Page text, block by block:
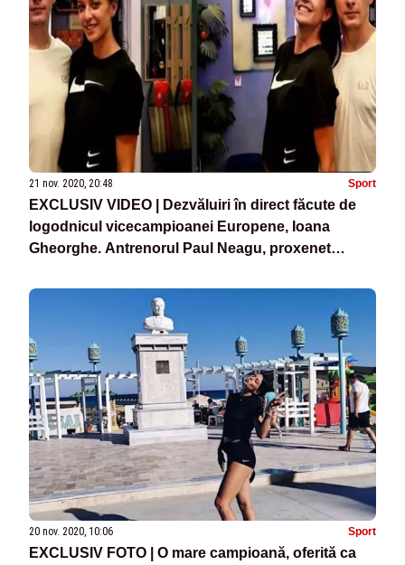
21 nov. 2020, 20:48 Sport
EXCLUSIV VIDEO | Dezvăluiri în direct făcute de
logodnicul vicecampioanei Europene, Ioana
Gheorghe. Antrenorul Paul Neagu, proxenet
20 nov. 2020, 10:06 Sport
EXCLUSIV FOTO | O mare campioană, oferită ca